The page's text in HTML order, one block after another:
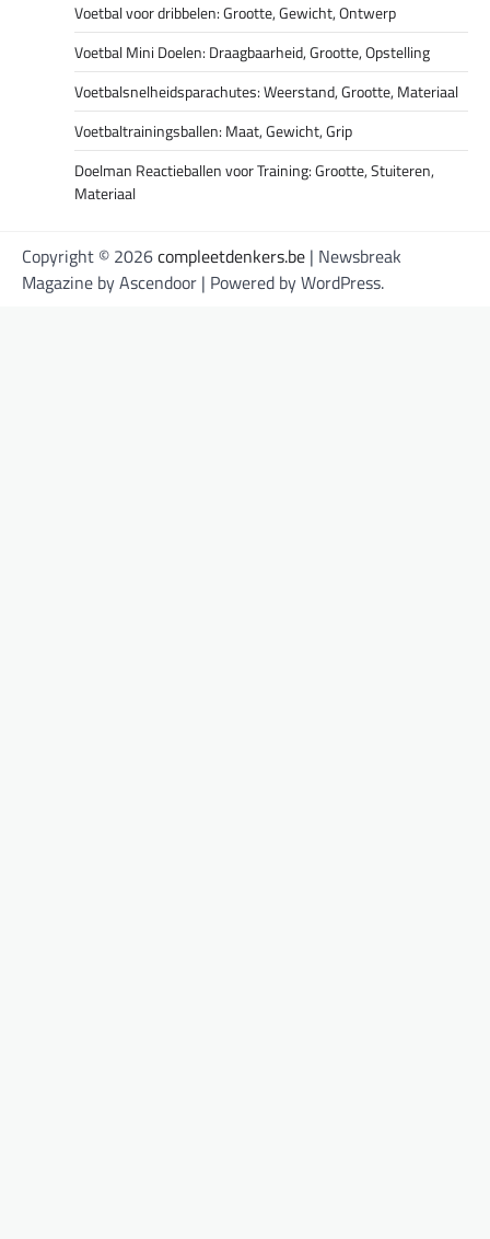
Voetbal voor dribbelen: Grootte, Gewicht, Ontwerp
Voetbal Mini Doelen: Draagbaarheid, Grootte, Opstelling
Voetbalsnelheidsparachutes: Weerstand, Grootte, Materiaal
Voetbaltrainingsballen: Maat, Gewicht, Grip
Doelman Reactieballen voor Training: Grootte, Stuiteren,
Materiaal
Copyright © 2026compleetdenkers.be | Newsbreak
Magazine byAscendoor | Powered byWordPress.